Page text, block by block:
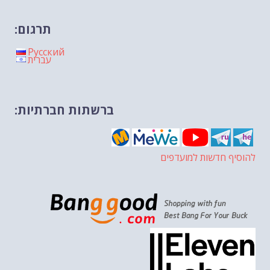
תרגום:
Русский
עברית
ברשתות חברתיות:
להוסיף חדשות למועדפים